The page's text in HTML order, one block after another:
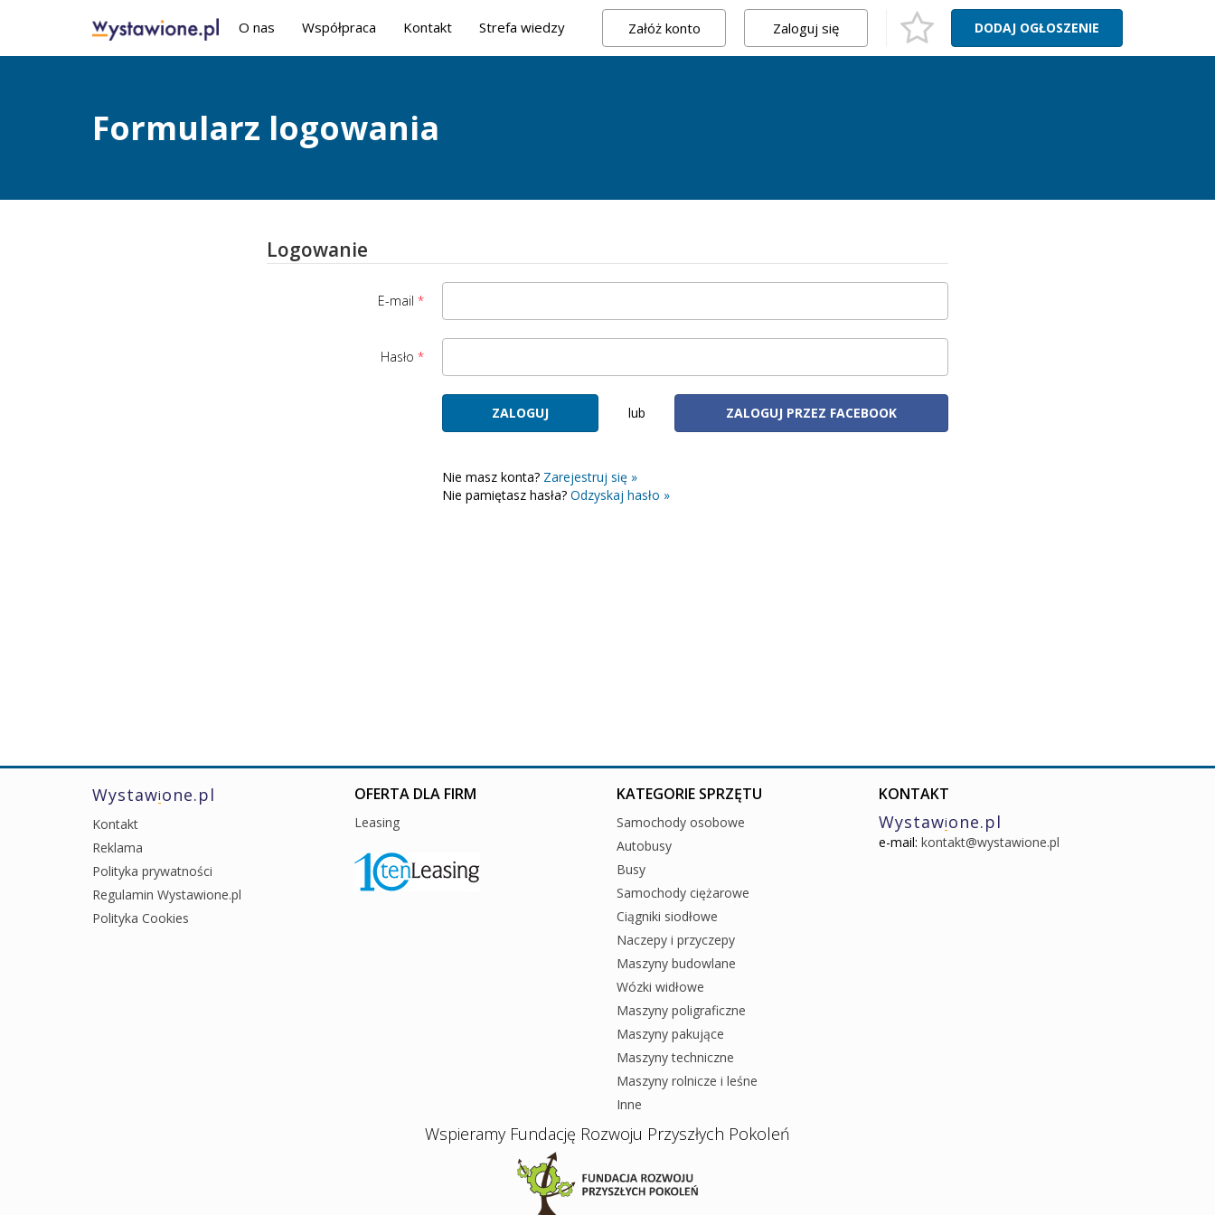
O nas Współpraca Kontakt Strefa wiedzy DODAJ OGŁOSZENIE
Załóż konto Zaloguj się
Formularz logowania
Logowanie
E-mail
Hasło
lub ZALOGUJ PRZEZ FACEBOOK
Nie masz konta? Zarejestruj się »
Nie pamiętasz hasła? Odzyskaj hasło »
Wystawione.pl
Kontakt
Reklama
Polityka prywatności
Regulamin Wystawione.pl
Polityka Cookies
OFERTA DLA FIRM
Leasing
KATEGORIE SPRZĘTU
Samochody osobowe
Autobusy
Busy
Samochody ciężarowe
Ciągniki siodłowe
Naczepy i przyczepy
Maszyny budowlane
Wózki widłowe
Maszyny poligraficzne
Maszyny pakujące
Maszyny techniczne
Maszyny rolnicze i leśne
Inne
KONTAKT
Wystawione.pl
e-mail: kontakt@wystawione.pl
Wspieramy Fundację Rozwoju Przyszłych Pokoleń